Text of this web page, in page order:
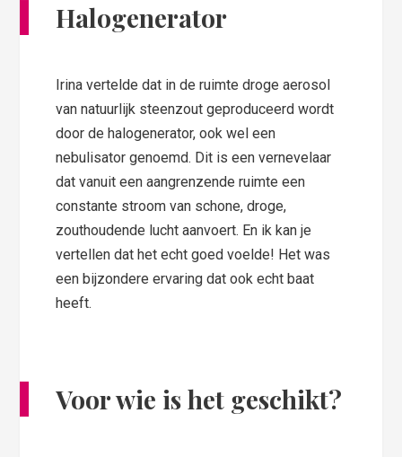
Halogenerator
Irina vertelde dat in de ruimte droge aerosol
van natuurlijk steenzout geproduceerd wordt
door de halogenerator, ook wel een
nebulisator genoemd. Dit is een vernevelaar
dat vanuit een aangrenzende ruimte een
constante stroom van schone, droge,
zouthoudende lucht aanvoert. En ik kan je
vertellen dat het echt goed voelde! Het was
een bijzondere ervaring dat ook echt baat
heeft.
Voor wie is het geschikt?